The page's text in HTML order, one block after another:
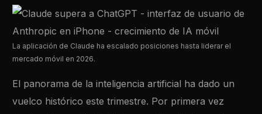
La aplicación de Claude ha escalado posiciones hasta liderar el
mercado móvil en 2026.
El panorama de la inteligencia artificial ha dado un
vuelco histórico este trimestre. Por primera vez